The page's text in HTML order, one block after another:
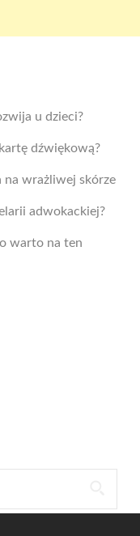
u dzieci?
dźwiękową?
na wrażliwej skórze
adwokackiej?
warto na ten